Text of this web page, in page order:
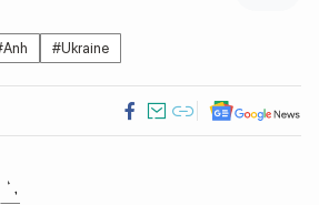
#Ukraine